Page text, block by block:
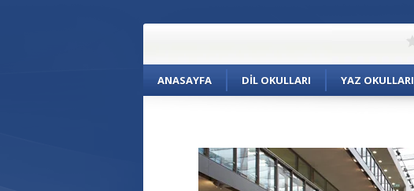
ANASAYFA DIL OKULLARI YAZ OKULLARI